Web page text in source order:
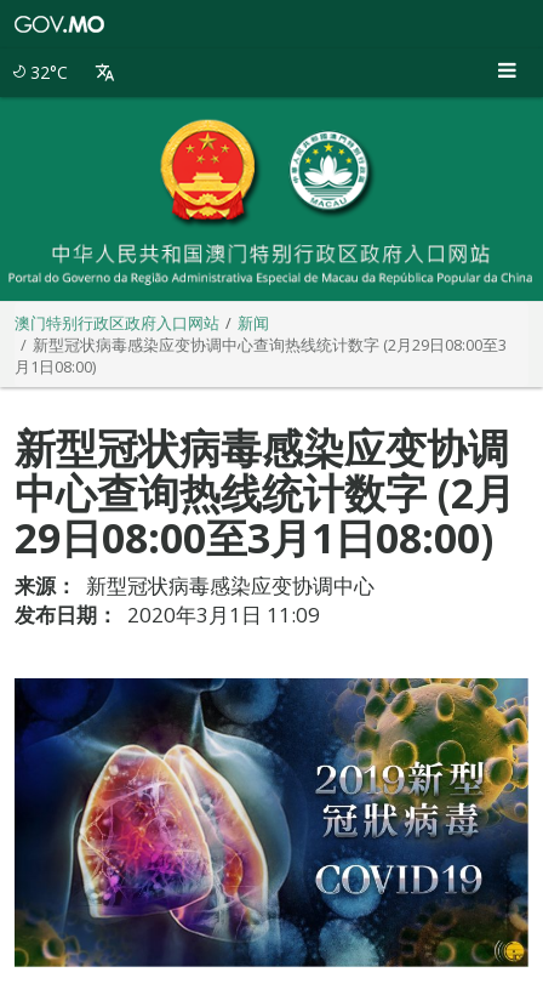
32°C
澳门特别行政区政府入口网站
新闻
新型冠状病毒感染应变协调中心查询热线统计数字 (2月29日08:00至3
月1日08:00)
新型冠状病毒感染应变协调
中心查询热线统计数字 (2月
29日08:00至3月1日08:00)
来源：
新型冠状病毒感染应变协调中心
发布日期：
2020年3月1日 11:09